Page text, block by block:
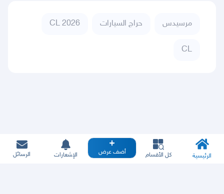
مرسيدس حراج السيارات CL 2026
CL
الرئيسية كل الأقسام أضف عرض الإشعارات الرسائل